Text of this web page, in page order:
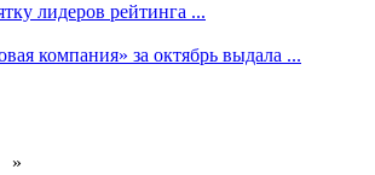
лидеров рейтинга ...
компания» за октябрь выдала ...
»